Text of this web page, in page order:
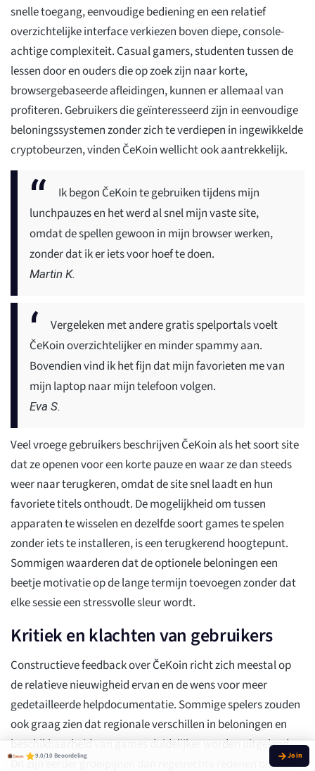
snelle toegang, eenvoudige bediening en een relatief
overzichtelijke interface verkiezen boven diepe, console-
achtige complexiteit. Casual gamers, studenten tussen de
lessen door en ouders die op zoek zijn naar korte,
browsergebaseerde afleidingen, kunnen er allemaal van
profiteren. Gebruikers die geïnteresseerd zijn in eenvoudige
beloningssystemen zonder zich te verdiepen in ingewikkelde
cryptobeurzen, vinden ČeKoin wellicht ook aantrekkelijk.
Ik begon ČeKoin te gebruiken tijdens mijn
lunchpauzes en het werd al snel mijn vaste site,
omdat de spellen gewoon in mijn browser werken,
zonder dat ik er iets voor hoef te doen.
Martin K.
Vergeleken met andere gratis spelportals voelt
ČeKoin overzichtelijker en minder spammy aan.
Bovendien vind ik het fijn dat mijn favorieten me van
mijn laptop naar mijn telefoon volgen.
Eva S.
Veel vroege gebruikers beschrijven ČeKoin als het soort site
dat ze openen voor een korte pauze en waar ze dan steeds
weer naar terugkeren, omdat de site snel laadt en hun
favoriete titels onthoudt. De mogelijkheid om tussen
apparaten te wisselen en dezelfde soort games te spelen
zonder iets te installeren, is een terugkerend hoogtepunt.
Sommigen waarderen dat de optionele beloningen een
beetje motivatie op de lange termijn toevoegen zonder dat
elke sessie een stressvolle sleur wordt.
Kritiek en klachten van gebruikers
Constructieve feedback over ČeKoin richt zich meestal op
de relatieve nieuwigheid ervan en de wens voor meer
gedetailleerde helpdocumentatie. Sommige spelers zouden
ook graag zien dat regionale verschillen in beloningen en
beschikbaarheid van games duidelijker worden uitgelegd.
Dit zijn eerder groeipijnen dan regelrechte redenen om het
9.0/10 Beoordeling